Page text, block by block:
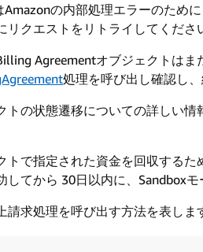
Amazonの内部処理エラーのため
リクエストをリトライしてくださ
Agreementオブジェクトはま
処理を呼び出し確認し
トの状態遷移についての詳しい
トで指定された資金を回収する
してから 30日以内に、Sandbox
請求処理を呼び出す方法を表しま